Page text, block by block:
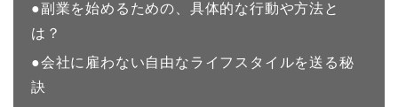
●副業を始めるための、具体的な行動や方法と
は？
●会社に雇わない自由なライフスタイルを送る秘
訣